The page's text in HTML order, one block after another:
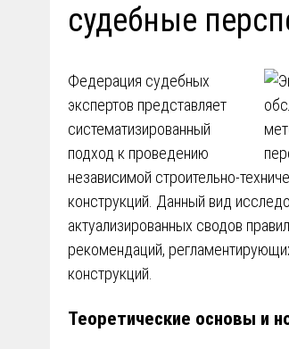
судебные
Федерация судебных
экспертов представляет
систематизированный
подход к проведению
независимой строительно-
конструкций. Данный вид
актуализированных сводов
рекомендаций,
конструкций.
Теоретические основы и